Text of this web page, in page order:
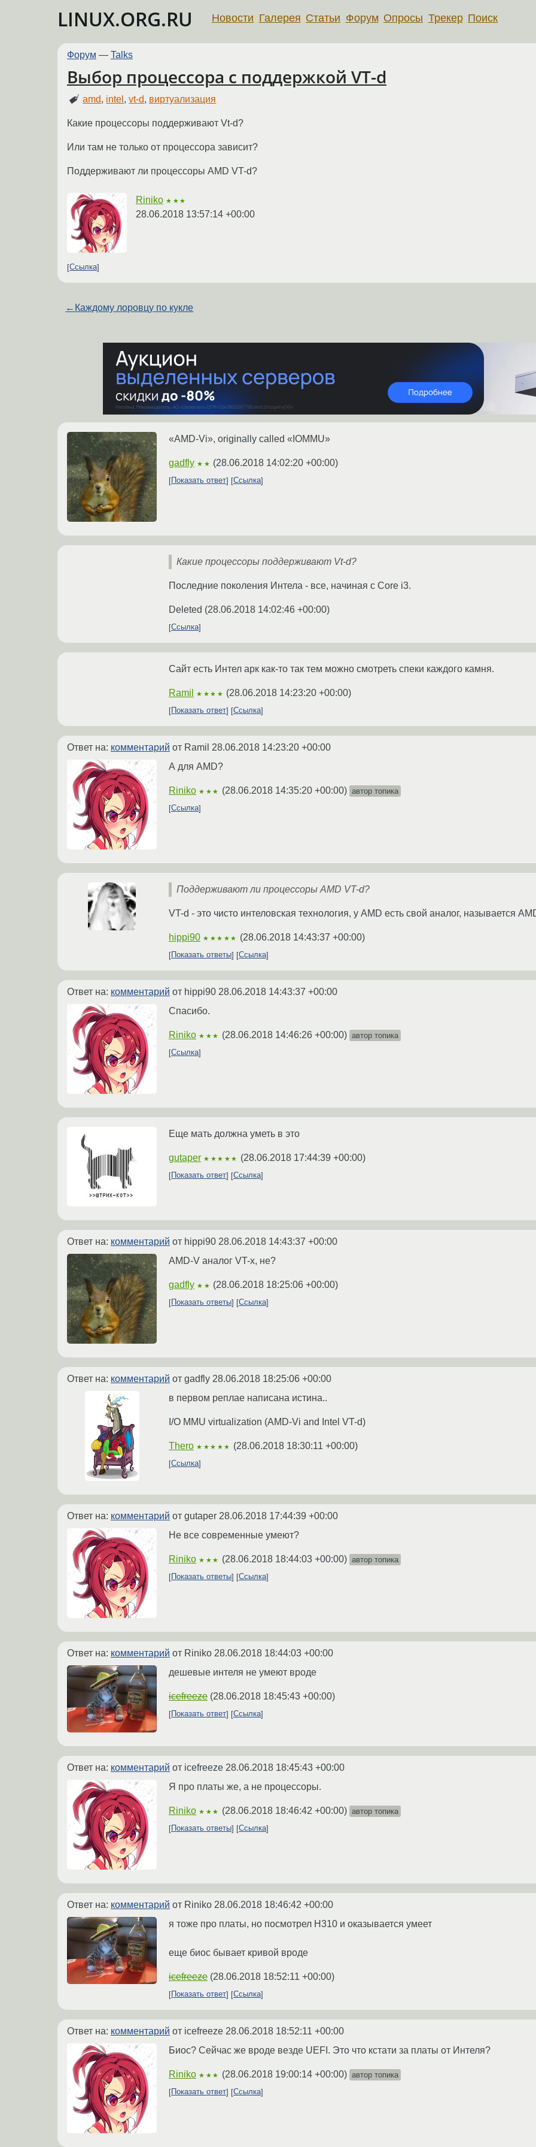
LINUX.ORG.RU Новости Галерея Статьи Форум Опросы Трекер Поиск
Форум — Talks
Выбор процессора с поддержкой VT-d
amd, intel ,vt-d, виртуализация
Какие процессоры поддерживают Vt-d?
Или там не только от процессора зависит?
Поддерживают ли процессоры AMD VT-d?
Riniko ★★★
28.06.2018 13:57:14 +00:00
Ссылка
← Каждому лоровцу по кукле
«AMD-Vi», originally called «IOMMU»
gadfly ★★ (28.06.2018 14:02:20 +00:00)
Показать ответ Ссылка
Какие процессоры поддерживают Vt-d?
Последние поколения Интела - все, начиная с Core i3.
Deleted (28.06.2018 14:02:46 +00:00)
Ссылка
Сайт есть Интел арк как-то так тем можно смотреть спеки каждого камня.
Ramil ★★★★ (28.06.2018 14:23:20 +00:00)
Показать ответ Ссылка
Ответ на: комментарий от Ramil 28.06.2018 14:23:20 +00:00
А для AMD?
Riniko ★★★ (28.06.2018 14:35:20 +00:00) автор топика
Ссылка
Поддерживают ли процессоры AMD VT-d?
VT-d - это чисто интеловская технология, у AMD есть свой аналог, называется
hippi90 ★★★★★ (28.06.2018 14:43:37 +00:00)
Показать ответы Ссылка
Ответ на: комментарий от hippi90 28.06.2018 14:43:37 +00:00
Спасибо.
Riniko ★★★ (28.06.2018 14:46:26 +00:00) автор топика
Ссылка
Еще мать должна уметь в это
gutaper ★★★★★ (28.06.2018 17:44:39 +00:00)
Показать ответ Ссылка
Ответ на: комментарий от hippi90 28.06.2018 14:43:37 +00:00
AMD-V аналог VT-x, не?
gadfly ★★ (28.06.2018 18:25:06 +00:00)
Показать ответы Ссылка
Ответ на: комментарий от gadfly 28.06.2018 18:25:06 +00:00
в первом реплае написана истина..
I/O MMU virtualization (AMD-Vi and Intel VT-d)
Thero ★★★★★ (28.06.2018 18:30:11 +00:00)
Ссылка
Ответ на: комментарий от gutaper 28.06.2018 17:44:39 +00:00
Не все современные умеют?
Riniko ★★★ (28.06.2018 18:44:03 +00:00) автор топика
Показать ответы
Ссылка
Ответ на: комментарий от Riniko 28.06.2018 18:44:03 +00:00
дешевые интеля не умеют вроде
icefreeze (28.06.2018 18:45:43 +00:00)
Показать ответ Ссылка
Ответ на: комментарий от icefreeze 28.06.2018 18:45:43 +00:00
Я про платы же, а не процессоры.
Riniko ★★★ (28.06.2018 18:46:42 +00:00) автор топика
Показать ответы
Ссылка
Ответ на: комментарий от Riniko 28.06.2018 18:46:42 +00:00
я тоже про платы, но посмотрел H310 и оказывается умеет
еще биос бывает кривой вроде
icefreeze (28.06.2018 18:52:11 +00:00)
Показать ответ Ссылка
Ответ на: комментарий от icefreeze 28.06.2018 18:52:11 +00:00
Биос? Сейчас же вроде везде UEFI. Это что кстати за платы от Интеля?
Riniko ★★★ (28.06.2018 19:00:14 +00:00) автор топика
Показать ответ
Ссылка